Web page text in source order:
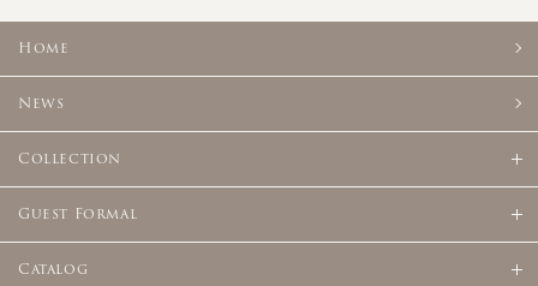
Home
News
Collection
Guest Formal
Catalog